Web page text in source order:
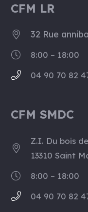
CFM LR
32 Rue
8:00 – 18:00
04 90 70 82
CFM SMDC
Z.I. Du bois
13310 Saint
8:00 – 18:00
04 90 70 82